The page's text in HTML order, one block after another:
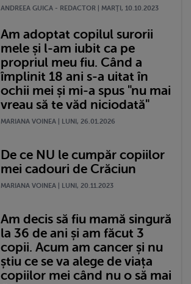
ANDREEA GUICA - REDACTOR | MARŢI, 10.10.2023
Am adoptat copilul surorii
mele și l-am iubit ca pe
propriul meu fiu. Când a
împlinit 18 ani s-a uitat în
ochii mei și mi-a spus "nu mai
vreau să te văd niciodată"
MARIANA VOINEA | LUNI, 26.01.2026
De ce NU le cumpăr copiilor
mei cadouri de Crăciun
MARIANA VOINEA | LUNI, 20.11.2023
Am decis să fiu mamă singură
la 36 de ani și am făcut 3
copii. Acum am cancer și nu
știu ce se va alege de viața
copiilor mei când nu o să mai